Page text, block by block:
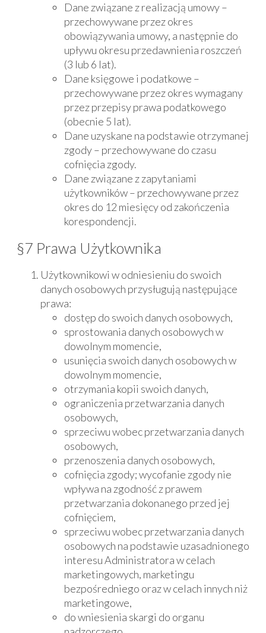
Dane związane z realizacją umowy –
przechowywane przez okres
obowiązywania umowy, a następnie do
upływu okresu przedawnienia roszczeń
(3 lub 6 lat).
Dane księgowe i podatkowe –
przechowywane przez okres wymagany
przez przepisy prawa podatkowego
(obecnie 5 lat).
Dane uzyskane na podstawie otrzymanej
zgody – przechowywane do czasu
cofnięcia zgody.
Dane związane z zapytaniami
użytkowników – przechowywane przez
okres do 12 miesięcy od zakończenia
korespondencji.
§7 Prawa Użytkownika
Użytkownikowi w odniesieniu do swoich
danych osobowych przysługują następujące
prawa:
dostęp do swoich danych osobowych,
sprostowania danych osobowych w
dowolnym momencie,
usunięcia swoich danych osobowych w
dowolnym momencie,
otrzymania kopii swoich danych,
ograniczenia przetwarzania danych
osobowych,
sprzeciwu wobec przetwarzania danych
osobowych,
przenoszenia danych osobowych,
cofnięcia zgody; wycofanie zgody nie
wpływa na zgodność z prawem
przetwarzania dokonanego przed jej
cofnięciem,
sprzeciwu wobec przetwarzania danych
osobowych na podstawie uzasadnionego
interesu Administratora w celach
marketingowych, marketingu
bezpośredniego oraz w celach innych niż
marketingowe,
do wniesienia skargi do organu